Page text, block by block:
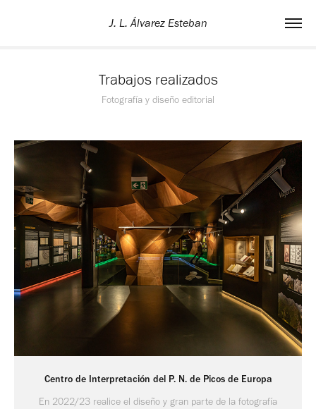
J. L. Álvarez Esteban
Trabajos realizados
Fotografía y diseño editorial
Centro de Interpretación del P. N. de Picos de Europa
En 2022/23 realice el diseño y gran parte de la fotografía